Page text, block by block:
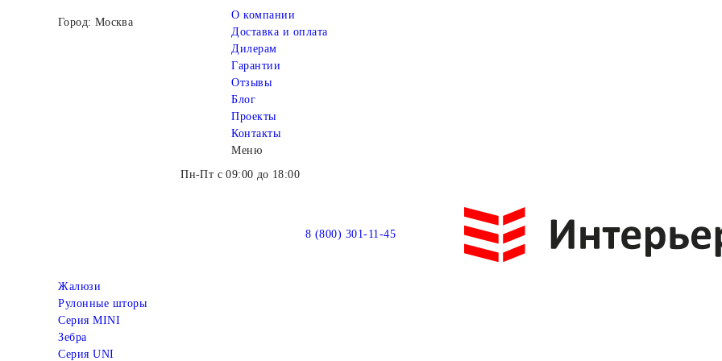
Город: Москва
О компании
Доставка и оплата
Дилерам
Гарантии
Отзывы
Блог
Проекты
Контакты
Меню
Пн-Пт с 09:00 до 18:00
8 (800) 301-11-45
Жалюзи
Рулонные шторы
Серия MINI
Зебра
Серия UNI